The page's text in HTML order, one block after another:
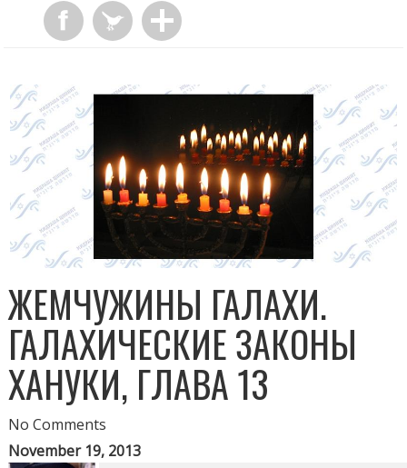
ЖЕМЧУЖИНЫ ГАЛАХИ.
ГАЛАХИЧЕСКИЕ ЗАКОНЫ
ХАНУКИ, ГЛАВА 13
No Comments
November 19, 2013